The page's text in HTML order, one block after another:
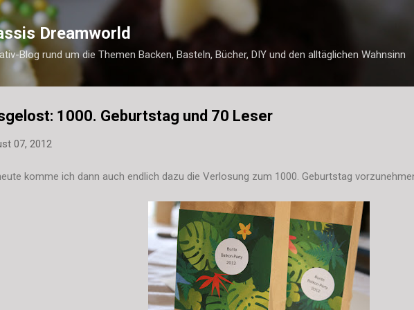
Direkt zum Hauptbereich
Dreamworld
Blog rund um die Themen Backen, Basteln, Bücher, DIY und den alltäglichen Wahnsinn
1000. Geburtstag und 70 Leser
07, 2012
komme ich dann auch endlich dazu die Verlosung zum 1000. Geburtstag